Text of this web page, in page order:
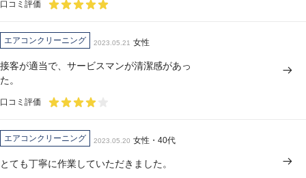
口コミ評価
エアコンクリーニング 2023.05.21 女性
接客が適当で、サービスマンが清潔感があっ
た。
口コミ評価
エアコンクリーニング 2023.05.20 女性・40代
とても丁寧に作業していただきました。